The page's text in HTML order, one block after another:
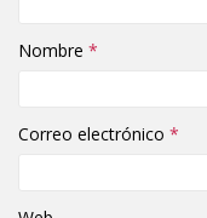
Nombre *
Correo electrónico *